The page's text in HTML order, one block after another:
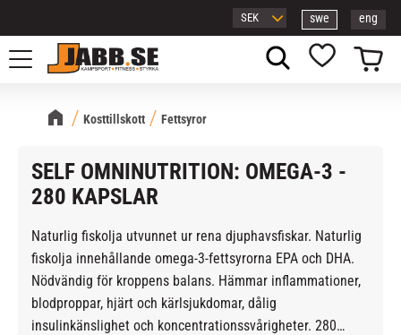
Meny
swe eng
Favoriter
Kundvagn
Kosttillskott Fettsyror
SELF OMNINUTRITION: OMEGA-3 -
280 KAPSLAR
Naturlig fiskolja utvunnet ur rena djuphavsfiskar. Naturlig
fiskolja innehållande omega-3-fettsyrorna EPA och DHA.
Nödvändig för kroppens balans. Hämmar inflammationer,
blodproppar, hjärt och kärlsjukdomar, dålig
insulinkänslighet och koncentrationssvårigheter. 280